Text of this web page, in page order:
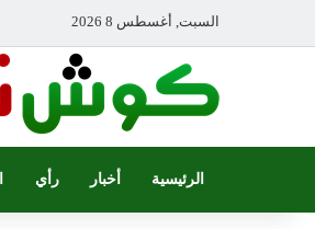
السبت, أغسطس 8 2026
الرئيسية أخبار رأي